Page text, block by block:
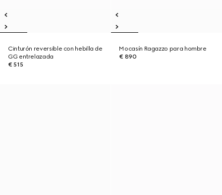
Cinturón reversible con hebilla de
GG entrelazada
€ 515
Mocasín Ragazzo para hombre
€ 890